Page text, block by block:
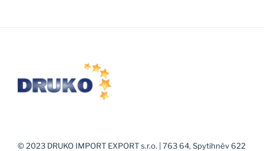
© 2023 DRUKO IMPORT EXPORT s.r.o. | 763 64, Spytihněv 622